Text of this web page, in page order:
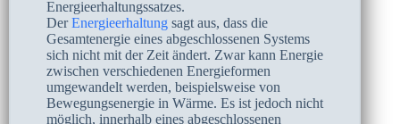
Energieerhaltungssatzes.
DerEnergieerhaltung sagt aus, dass die
Gesamtenergie eines abgeschlossenen Systems
sich nicht mit der Zeit ändert. Zwar kann Energie
zwischen verschiedenen Energieformen
umgewandelt werden, beispielsweise von
Bewegungsenergie in Wärme. Es ist jedoch nicht
möglich, innerhalb eines abgeschlossenen